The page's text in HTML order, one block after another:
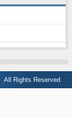
All Rights Reserved